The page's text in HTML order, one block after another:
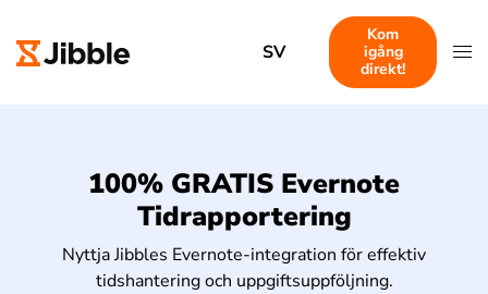
SV
Kom
igång
direkt!
100% GRATIS Evernote
Tidrapportering
Nyttja Jibbles Evernote-integration för effektiv
tidshantering och uppgiftsuppföljning.